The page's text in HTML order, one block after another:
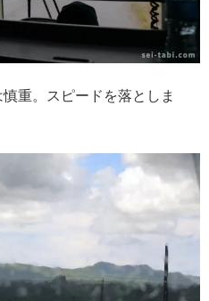
重。スピードを落としま